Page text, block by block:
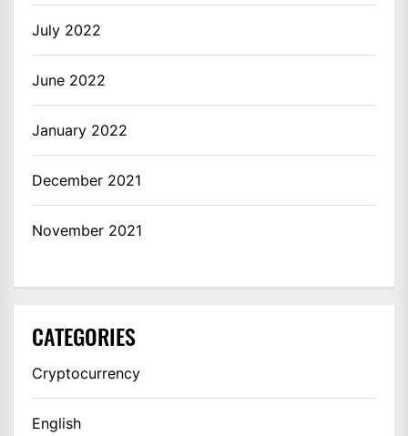
July 2022
June 2022
January 2022
December 2021
November 2021
CATEGORIES
Cryptocurrency
English